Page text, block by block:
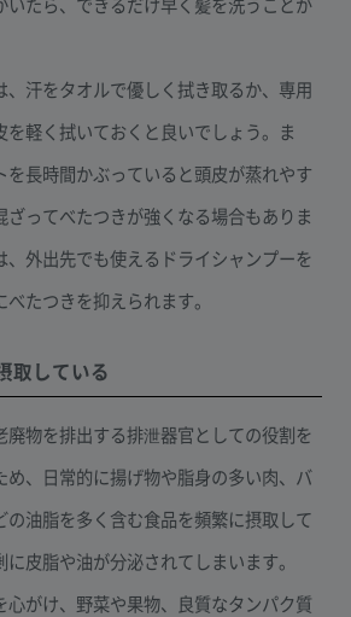
いたら、できるだけ早く髪を洗うことが
、汗をタオルで優しく拭き取るか、専用
を軽く拭いておくと良いでしょう。ま
を長時間かぶっていると頭皮が蒸れやす
ざってべたつきが強くなる場合もありま
、外出先でも使えるドライシャンプーを
たつきを抑えられます。
取している
廃物を排出する排泄器官としての役割を
め、日常的に揚げ物や脂身の多い肉、バ
の油脂を多く含む食品を頻繁に摂取して
に皮脂や油が分泌されてしまいます。
心がけ、野菜や果物、良質なタンパク質